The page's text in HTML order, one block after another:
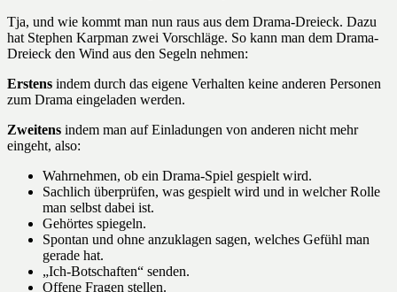
Tja, und wie kommt man nun raus aus dem Drama-Dreieck. Dazu
hat Stephen Karpman zwei Vorschläge. So kann man dem Drama-
Dreieck den Wind aus den Segeln nehmen:
Erstens indem durch das eigene Verhalten keine anderen Personen
zum Drama eingeladen werden.
Zweitens indem man auf Einladungen von anderen nicht mehr
eingeht, also:
Wahrnehmen, ob ein Drama-Spiel gespielt wird.
Sachlich überprüfen, was gespielt wird und in welcher Rolle
man selbst dabei ist.
Gehörtes spiegeln.
Spontan und ohne anzuklagen sagen, welches Gefühl man
gerade hat.
„Ich-Botschaften“ senden.
Offene Fragen stellen.